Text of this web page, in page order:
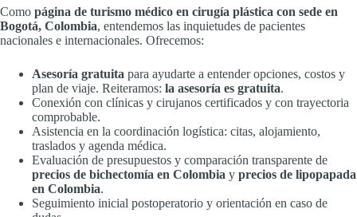
Como página de turismo médico en cirugía plástica con sede en
Bogotá, Colombia, entendemos las inquietudes de pacientes
nacionales e internacionales. Ofrecemos:
Asesoría gratuita para ayudarte a entender opciones, costos y
plan de viaje. Reiteramos: la asesoría es gratuita.
Conexión con clínicas y cirujanos certificados y con trayectoria
comprobable.
Asistencia en la coordinación logística: citas, alojamiento,
traslados y agenda médica.
Evaluación de presupuestos y comparación transparente de
precios de bichectomía en Colombia y precios de lipopapada
en Colombia.
Seguimiento inicial postoperatorio y orientación en caso de